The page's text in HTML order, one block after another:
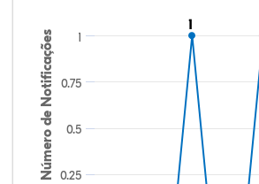
Número de Notificações
11
0.25
0.5
0.75
1